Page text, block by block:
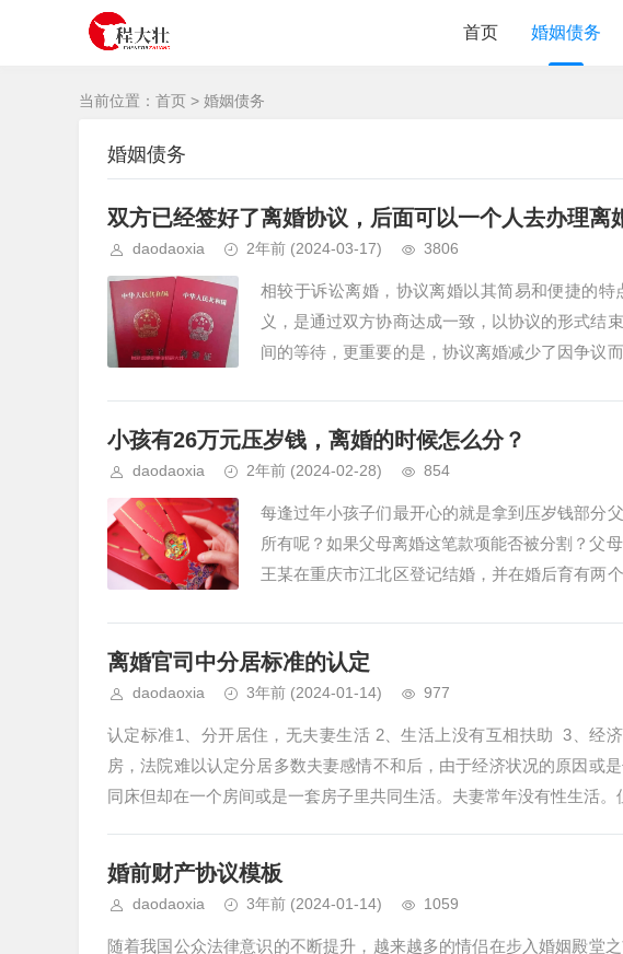
首页 婚姻债务
当前位置： 首页 > 婚姻债务
婚姻债务
双方已经签好了离婚协议，后面可以一个人去办理离
daodaoxia 2年前 (2024-03-17) 3806
相较于诉讼离婚，协议离婚以其简易和便捷的
义，是通过双方协商达成一致，以协议的形式结
间的等待，更重要的是，协议离婚减少了因争议
小孩有26万元压岁钱，离婚的时候怎么分？
daodaoxia 2年前 (2024-02-28) 854
每逢过年小孩子们最开心的就是拿到压岁钱部分
所有呢？如果父母离婚这笔款项能否被分割？父
王某在重庆市江北区登记结婚，并在婚后育有两
离婚官司中分居标准的认定
daodaoxia 3年前 (2024-01-14) 977
认定标准1、分开居住，无夫妻生活 2、生活上没有互相扶助 3、经
房，法院难以认定分居多数夫妻感情不和后，由于经济状况的原因或
同床但却在一个房间或是一套房子里共同生活。夫妻常年没有性生活
婚前财产协议模板
daodaoxia 3年前 (2024-01-14) 1059
随着我国公众法律意识的不断提升，越来越多的情侣在步入婚姻殿堂